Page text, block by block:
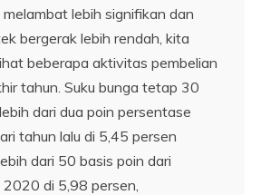
lebih signifikan dan
bergerak lebih rendah, kita
beberapa aktivitas pembelian
tahun. Suku bunga tetap 30
dari dua poin persentase
tahun lalu di 5,45 persen
dari 50 basis poin dari
2020 di 5,98 persen,